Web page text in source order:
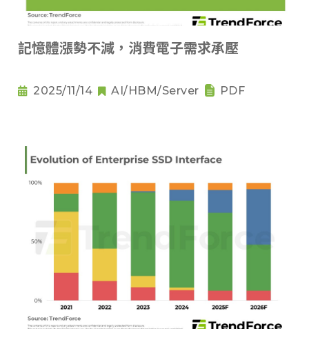
記憶體漲勢不減，消費電子需求承壓
2025/11/14 AI/HBM/Server PDF